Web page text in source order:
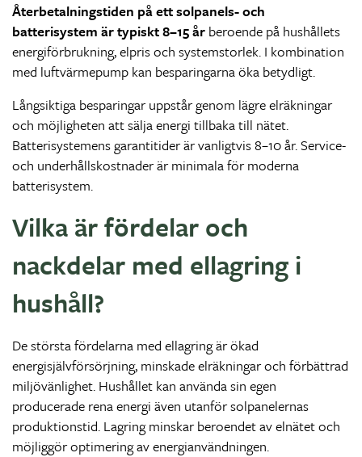
Återbetalningstiden på ett solpanels- och
batterisystem är typiskt 8–15 år beroende på hushållets
energiförbrukning, elpris och systemstorlek. I kombination
med luftvärmepump kan besparingarna öka betydligt.
Långsiktiga besparingar uppstår genom lägre elräkningar
och möjligheten att sälja energi tillbaka till nätet.
Batterisystemens garantitider är vanligtvis 8–10 år. Service-
och underhållskostnader är minimala för moderna
batterisystem.
Vilka är fördelar och
nackdelar med ellagring i
hushåll?
De största fördelarna med ellagring är ökad
energisjälvförsörjning, minskade elräkningar och förbättrad
miljövänlighet. Hushållet kan använda sin egen
producerade rena energi även utanför solpanelernas
produktionstid. Lagring minskar beroendet av elnätet och
möjliggör optimering av energianvändningen.